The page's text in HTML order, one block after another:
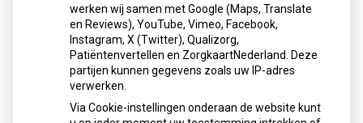
Herhaalrecepten aanvragen
Patiëntenomgeving
werken wij samen met Google (Maps, Translate
en Reviews), YouTube, Vimeo, Facebook,
Instagram, X (Twitter), Qualizorg,
Patiëntenvertellen en ZorgkaartNederland. Deze
partijen kunnen gegevens zoals uw IP-adres
verwerken.
Via Cookie-instellingen onderaan de website kunt